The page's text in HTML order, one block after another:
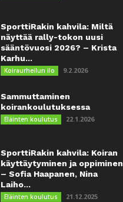
SporttiRakin kahvila: Miltä
näyttää rally-tokon uusi
sääntövuosi 2026? – Krista
Karhu...
Koiraurheilun ilo 9.2.2026
Sammuttaminen
koirankoulutuksessa
Eläinten koulutus 22.1.2026
SporttiRakin kahvila: Koiran
käyttäytyminen ja oppiminen
– Sofia Haapanen, Nina
Laiho...
Eläinten koulutus 21.12.2025